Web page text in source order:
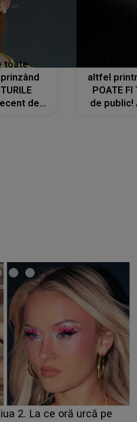
toate
de
altfel
POATE FI
de public!
din "Casa Iubirii" l-a